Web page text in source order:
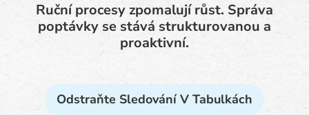
Ruční procesy zpomalují růst. Správa
poptávky se stává strukturovanou a
proaktivní.
Odstraňte Sledování V Tabulkách